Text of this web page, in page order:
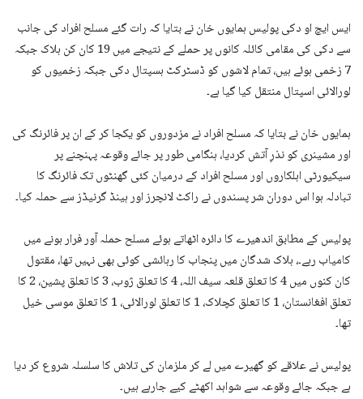
ایس ایچ او دکی پولیس ہمایوں خان نے بتایا کہ رات گئے مسلح افراد کی جانب
سے دکی کی مقامی کائلہ کانوں پر حملے کے نتیجے میں 19 کان کن ہلاک جبکہ
7 زخمی ہوئے ہیں، تمام لاشوں کو ڈسٹرکٹ ہسپتال دکی جبکہ زخمیوں کو
لورالائی اسپتال منتقل کیا گیا ہے۔
ہمایوں خان نے بتایا کہ مسلح افراد نے مزدوروں کو یکجا کر کے ان پر فائرنگ کی
اور مشینری کو نذرِ آتش کردیا، ہنگامی طور پر جائے وقوعہ پہنچنے پر
سیکیورٹی اہلکاروں اور مسلح افراد کے درمیان کئی گھنٹوں تک فائرنگ کا
تبادلہ ہوا اس دوران شر پسندوں نے راکٹ لانچرز اور ہینڈ گرنیڈز سے حملہ کیا۔
پولیس کے مطابق اندھیرے کا دائرہ اٹھاتے ہوئے مسلح حملہ آور فرار ہونے میں
کامیاب رہے۔، ہلاک شدگان میں پنجاب کا رہائشی کوئی بھی نہیں تھا، مقتول
کان کنوں میں 4 کا تعلق قلعہ سیف اللہ، 4 کا تعلق ژوب، 3 کا تعلق پشین، 2 کا
تعلق افغانستان، 1 کا تعلق کچلاک، 1 کا تعلق لورالائی، 1 کا تعلق موسی خیل
تھا۔
پولیس نے علاقے کو گھیرے میں لے کر ملزمان کی تلاش کا سلسلہ شروع کر دیا
ہے جبکہ جائے وقوعہ سے شواہد اکھٹے کیے جارہے ہیں۔